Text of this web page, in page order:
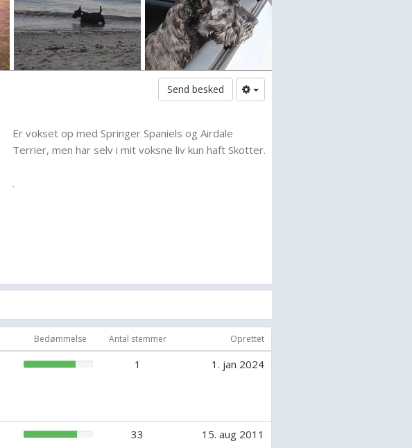
Send besked
Er vokset op med Springer Spaniels og Airdale
Terrier, men har selv i mit voksne liv kun haft Skotter.
.
Bedømmelse Antal stemmer Oprettet
1 1. jan 2024
33 15. aug 2011